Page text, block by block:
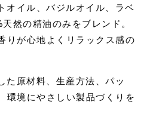
オイル、バジルオイル、ラベ
然の精油のみをブレンド。
りが心地よくリラックス感の
た原材料、生産方法、パッ
環境にやさしい製品づくりを